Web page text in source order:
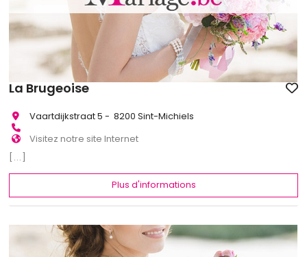
La Brugeoise
Vaartdijkstraat 5 - 8200 Sint-Michiels
Visitez notre site Internet
[...]
Plus d'informations